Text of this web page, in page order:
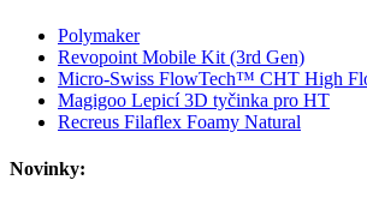
Polymaker
Revopoint Mobile Kit (3rd Gen)
Micro-Swiss FlowTech™ CHT High
Magigoo Lepicí 3D tyčinka pro HT
Recreus Filaflex Foamy Natural
Novinky: